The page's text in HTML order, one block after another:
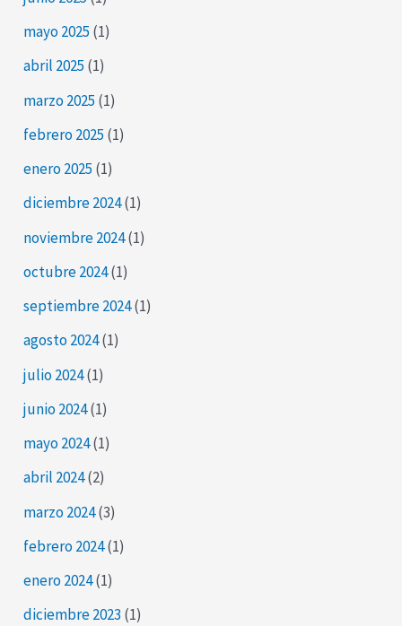
mayo 2025 (1)
abril 2025 (1)
marzo 2025 (1)
febrero 2025 (1)
enero 2025 (1)
diciembre 2024(1)
noviembre 2024(1)
octubre 2024(1)
septiembre 2024(1)
agosto 2024(1)
julio 2024(1)
junio 2024(1)
mayo 2024(1)
abril 2024(2)
marzo 2024(3)
febrero 2024(1)
enero 2024(1)
diciembre 2023 (1)